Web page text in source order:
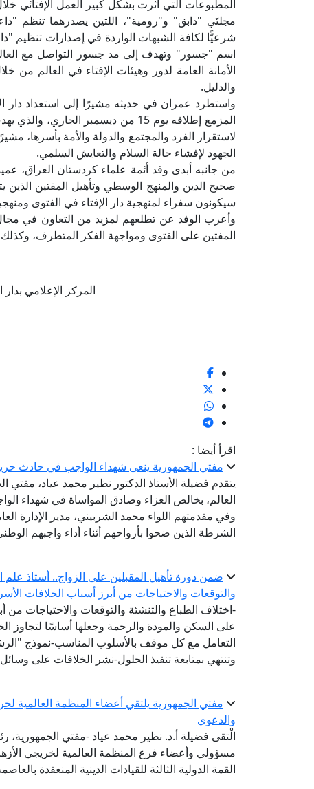
مجلتَي "دابق" و"رومية"، اللتين يصدرهما تنظم
شرعيًّا لكافة الشبهات الواردة في إصدارات
اسم "جسور" وتهدف إلى مد جسور التواصل مع
الأمانة العامة لدور وهيئات الإفتاء في العالم من
والدليل.
واستطرد عمران في حديثه مشيرًا إلى استعداد دار
المزمع إطلاقه يوم 15 من ديسمبر
لاستقرار الفرد والمجتمع والدولة والأمة بأسرها،
الجهود لإفشاء حالة السلام والتعايش السلمي.
من جانبه أبدى وفد أئمة علماء كردستان العراق،
صحيح الدين والمنهج الوسطي وتأهيل المفتين الذين
سيكونون سفراء لمنهجية دار الإفتاء في الفتوى
وأعرب الوفد عن تطلعهم لمزيد من التعاون في
المفتين على الفتوى ومواجهة الفكر المتطرف، وكذلك
المركز الإعلامي بدار
اقرأ أيضا :
مفتي الجمهورية ينعى شهداء الواجب في حادث
يتقدم فضيلة الأستاذ الدكتور نظير محمد عياد، مفتي
العالم، بخالص العزاء وصادق المواساة في شهداء
وفي مقدمتهم اللواء محمد الشربيني، مدير الإدارة
الشرطة الذين ضحوا بأرواحهم أثناء أداء واجبهم
ضمن دورة تأهيل المقبلين على الزواج.. أستاذ علم
والتوقعات والاحتياجات من أبرز أسباب الخلافات
-اختلاف الطباع والتنشئة والتوقعات والاحتياجات من
على السكن والمودة والرحمة وجعلها أساسًا لتجاوز
التعامل مع كل موقف بالأسلوب المناسب-نموذج
وتنتهي بمتابعة تنفيذ الحلول-نشر الخلافات على
مفتي الجمهورية يلتقي أعضاء المنظمة العالمية
والدعوي
الْتقى فضيلة أ.د. نظير محمد عياد -مفتي الجمهورية،
مسؤولي وأعضاء فرع المنظمة العالمية لخريجي
القمة الدولية الثالثة للقيادات الدينية المنعقدة